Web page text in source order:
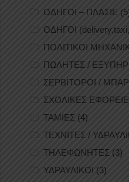
ΟΔΗΓΟΙ – ΠΛΑΣΙΕ
ΟΔΗΓΟΙ
ΠΟΛΙΤΙΚΟΙ
ΠΩΛΗΤΕΣ /
ΣΕΡΒΙΤΟΡΟΙ /
ΣΧΟΛΙΚΕΣ
ΤΑΜΙΕΣ (4)
ΤΕΧΝΙΤΕΣ /
ΤΗΛΕΦΩΝΗΤΕΣ (3)
ΥΔΡΑΥΛΙΚΟΙ (3)